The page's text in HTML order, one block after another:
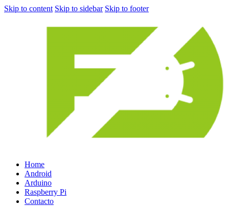
Skip to content Skip to sidebar Skip to footer
Home
Android
Arduino
Raspberry Pi
Contacto